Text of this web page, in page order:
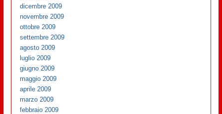
dicembre 2009
novembre 2009
ottobre 2009
settembre 2009
agosto 2009
luglio 2009
giugno 2009
maggio 2009
aprile 2009
marzo 2009
febbraio 2009